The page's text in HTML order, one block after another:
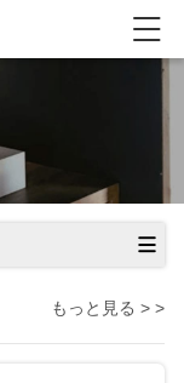
もっと見る > >